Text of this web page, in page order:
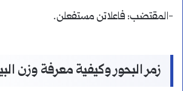
-المقتضب: فاعلاتن مستفعلن.
زمر البحور وكيفية معرفة وزن